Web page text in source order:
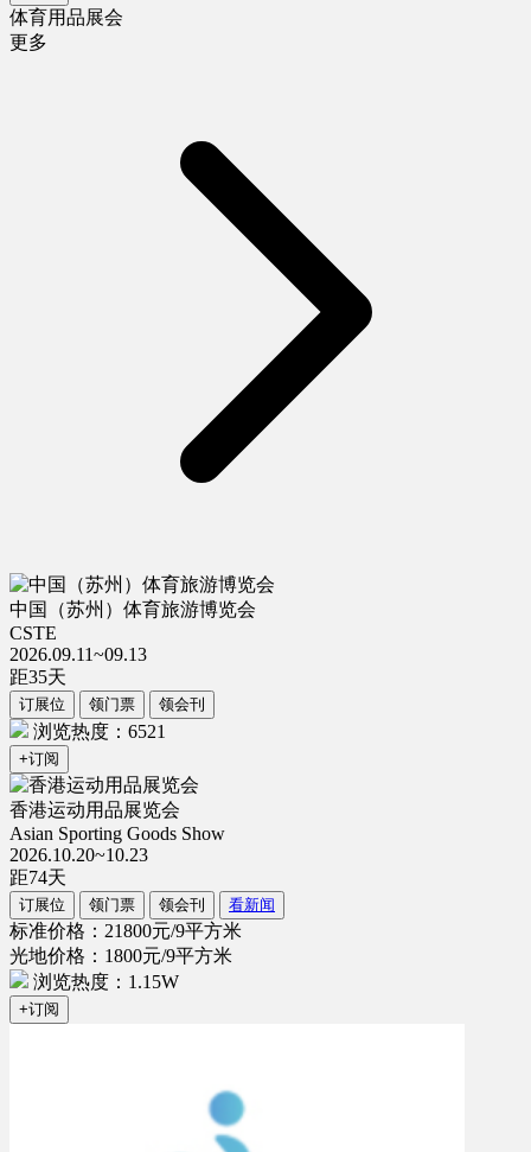
体育用品展会
更多
中国（苏州）体育旅游博览会
CSTE
2026.09.11~09.13
距35天
订展位 领门票 领会刊
浏览热度：6521
+订阅
香港运动用品展览会
Asian Sporting Goods Show
2026.10.20~10.23
距74天
订展位 领门票 领会刊 看新闻
标准价格：21800元/9平方米
光地价格：1800元/9平方米
浏览热度：1.15W
+订阅